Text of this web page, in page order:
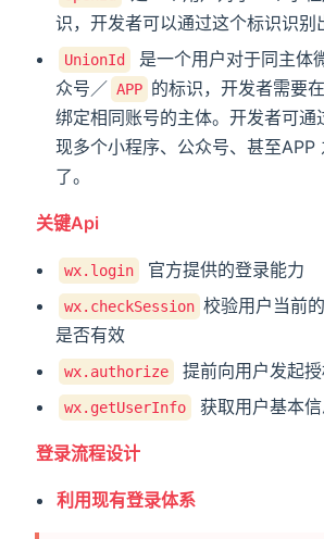
识，开发者可以通过这个标识识别
UnionId
是一个用户对于同主体
众号／ APP 的标识，开发者需要
绑定相同账号的主体。开发者可通
现多个小程序、公众号、甚至APP
了。
关键Api
wx.login 官方提供的登录能力
wx.checkSession 校验用户当前的
是否有效
wx.authorize 提前向用户发起
wx.getUserInfo 获取用户基本
登录流程设计
利用现有登录体系